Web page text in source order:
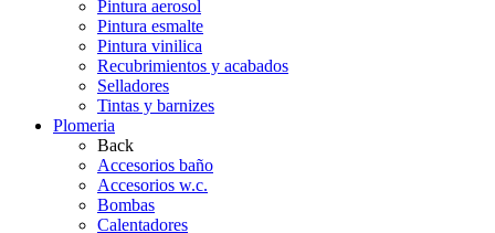
Pintura aerosol
Pintura esmalte
Pintura vinilica
Recubrimientos y acabados
Selladores
Tintas y barnizes
Plomeria
Back
Accesorios baño
Accesorios w.c.
Bombas
Calentadores